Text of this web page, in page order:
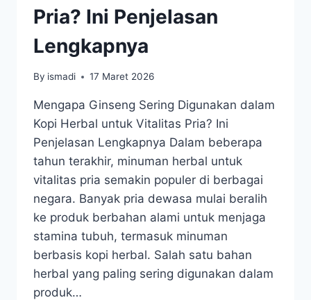
Pria? Ini Penjelasan
Lengkapnya
By ismadi 17 Maret 2026
Mengapa Ginseng Sering Digunakan dalam
Kopi Herbal untuk Vitalitas Pria? Ini
Penjelasan Lengkapnya Dalam beberapa
tahun terakhir, minuman herbal untuk
vitalitas pria semakin populer di berbagai
negara. Banyak pria dewasa mulai beralih
ke produk berbahan alami untuk menjaga
stamina tubuh, termasuk minuman
berbasis kopi herbal. Salah satu bahan
herbal yang paling sering digunakan dalam
produk…